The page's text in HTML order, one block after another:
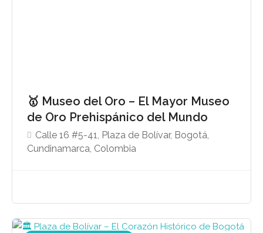
🥇 Museo del Oro – El Mayor Museo
de Oro Prehispánico del Mundo
Calle 16 #5-41, Plaza de Bolívar, Bogotá,
Cundinamarca, Colombia